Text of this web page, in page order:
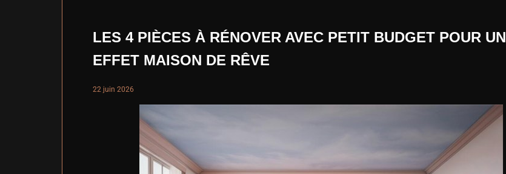
LES 4 PIÈCES À RÉNOVER AVEC PETIT BUDGET POUR UN
EFFET MAISON DE RÊVE
22 juin 2026